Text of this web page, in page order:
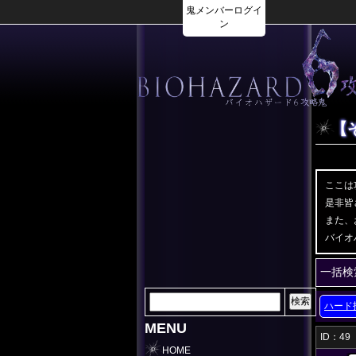
鬼メンバーログイ
ン
MENU
HOME
ここ
是非
また
バイオ
一括検
ハード
ID：49